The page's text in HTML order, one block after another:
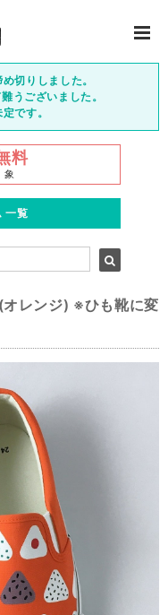
切りしました。
うございました。
です。
料
一覧
レンジ) ※ひも靴に変